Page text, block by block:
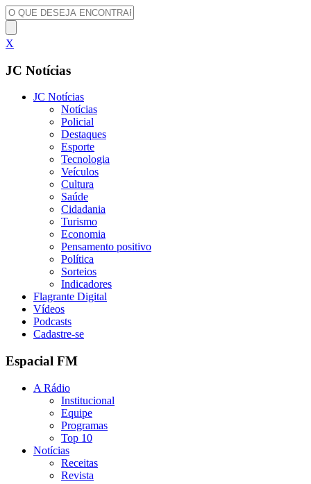
X
JC Notícias
JC Notícias
Notícias
Policial
Destaques
Esporte
Tecnologia
Veículos
Cultura
Saúde
Cidadania
Turismo
Economia
Pensamento positivo
Política
Sorteios
Indicadores
Flagrante Digital
Vídeos
Podcasts
Cadastre-se
Espacial FM
A Rádio
Institucional
Equipe
Programas
Top 10
Notícias
Receitas
Revista